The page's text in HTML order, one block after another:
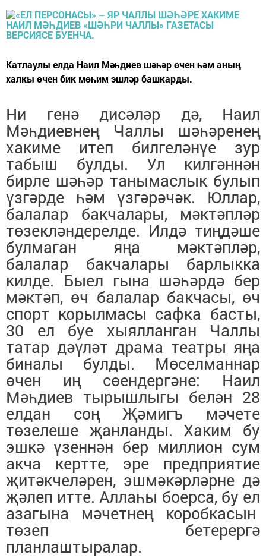
Катлаулы елда Наил Мәһдиев шәһәр өчен һәм аның
халкы өчен бик мөһим эшләр башкарды.
Ни генә дисәләр дә, Наил
Мәһдиевнең Чаллы шәһәренең
хакиме итеп билгеләнүе зур
табыш булды. Ул килгәннән
бирле шәһәр танымаслык булып
үзгәрде һәм үзгәрәчәк. Юллар,
балалар бакчалары, мәктәпләр
төзекләндерелде. Илдә тиңдәше
булмаган яңа мәктәпләр,
балалар бакчалары барлыкка
килде. Быел гына шәһәрдә бер
мәктәп, өч балалар бакчасы, өч
спорт корылмасы сафка басты,
30 ел буе хыялланган Чаллы
татар дәүләт драма театры яңа
биналы булды. Мөселманнар
өчен иң сөендергәне: Наил
Мәһдиев тырышлыгы белән 28
елдан соң Җәмигъ мәчете
төзелеше җанланды. Хаким бу
эшкә үзеннән бер миллион сум
акча кертте, эре предприятие
җитәкчеләрен, эшмәкәрләрне дә
җәлеп итте. Аллаһы боерса, бу ел
азагына мәчетнең коробкасын
төзеп бетерергә
планлаштыралар.